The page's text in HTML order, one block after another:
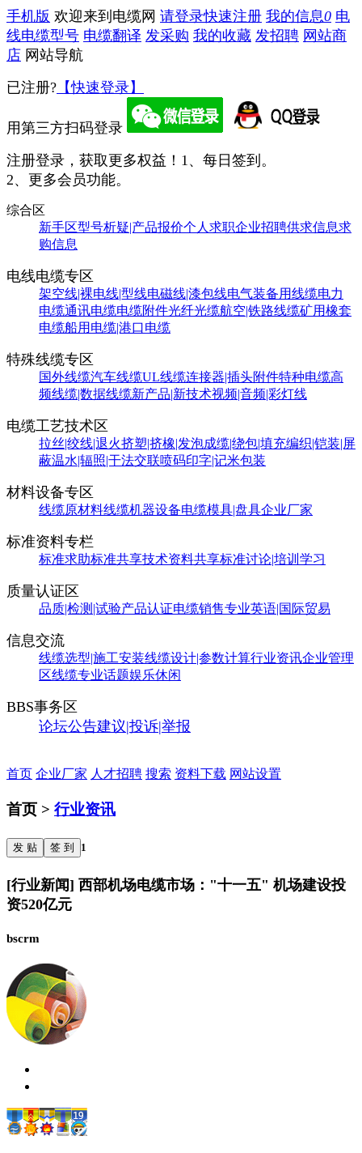
手机版 欢迎来到电缆网 请登录快速注册 我的信息0 电
线电缆型号 电缆翻译 发采购 我的收藏 发招聘 网站商
店 网站导航
已注册? 【快速登录】
用第三方扫码登录
注册登录，获取更多权益！ 1、每日签到。
2、更多会员功能。
综合区
新手区型号析疑|产品报价个人求职企业招聘供求信息求
购信息
电线电缆专区
架空线|裸电线|型线电磁线|漆包线电气装备用线缆电力
电缆通讯电缆电缆附件光纤光缆航空|铁路线缆矿用橡套
电缆船用电缆|港口电缆
特殊线缆专区
国外线缆汽车线缆UL线缆连接器|插头附件特种电缆高
频线缆|数据线缆新产品|新技术视频|音频|彩灯线
电缆工艺技术区
拉丝|绞线|退火挤塑|挤橡|发泡成缆|绕包|填充编织|铠装|屏
蔽温水|辐照|干法交联喷码印字|记米包装
材料设备专区
线缆原材料线缆机器设备电缆模具|盘具企业厂家
标准资料专栏
标准求助标准共享技术资料共享标准讨论|培训学习
质量认证区
品质|检测|试验产品认证电缆销售专业英语|国际贸易
信息交流
线缆选型|施工安装线缆设计|参数计算行业资讯企业管理
区线缆专业话题娱乐休闲
BBS事务区
论坛公告建议|投诉|举报
首页 企业厂家 人才招聘 搜索 资料下载 网站设置
首页 > 行业资讯
发 贴 签 到 1
[行业新闻] 西部机场电缆市场："十一五" 机场建设投
资520亿元
bscrm